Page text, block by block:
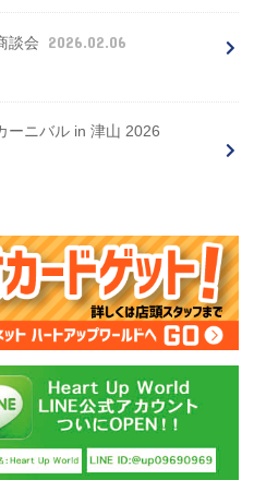
談会 2026.02.06
ーニバル in 津山 2026